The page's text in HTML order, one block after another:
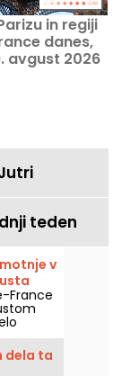
in regiji
danes,
avgust 2026
teden
v
France
dela ta